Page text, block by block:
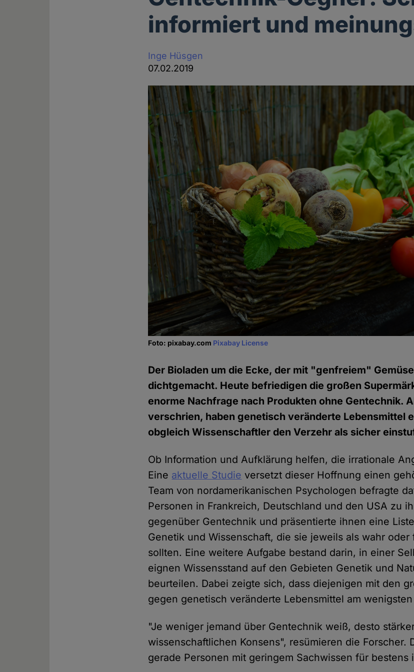
informiert und
Inge Hüsgen
07.02.2019
Foto: pixabay.com Pixabay License
Der Bioladen um die Ecke, der mit "genfreiem"
dichtgemacht. Heute befriedigen die großen
enorme Nachfrage nach Produkten ohne Gentechnik.
verschrien, haben genetisch veränderte Lebensmittel
obgleich Wissenschaftler den Verzehr als sicher
Ob Information und Aufklärung helfen, die irrationale
Eine aktuelle Studie versetzt dieser Hoffnung einen
Team von nordamerikanischen Psychologen befragte
Personen in Frankreich, Deutschland und den USA zu
gegenüber Gentechnik und präsentierte ihnen eine
Genetik und Wissenschaft, die sie jeweils als wahr oder
sollten. Eine weitere Aufgabe bestand darin, in einer
eignen Wissensstand auf den Gebieten Genetik und
beurteilen. Dabei zeigte sich, dass diejenigen mit den
gegen genetisch veränderte Lebensmittel am
"Je weniger jemand über Gentechnik weiß, desto
wissenschaftlichen Konsens", resümieren die Forscher.
gerade Personen mit geringem Sachwissen für bestens